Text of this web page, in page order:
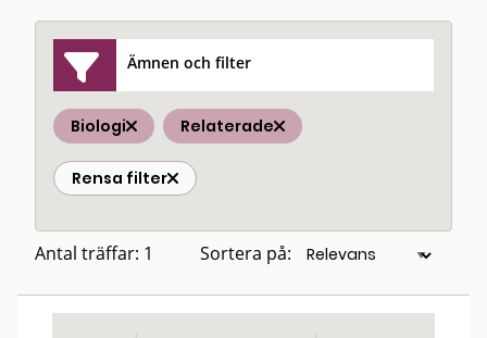
Ämnen och filter
Biologi Relaterade
Rensa filter
Antal träffar: 1 Sortera på: